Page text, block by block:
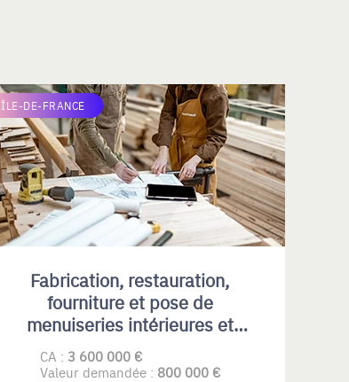
ÎLE-DE-FRANCE
Fabrication, restauration,
fourniture et pose de
menuiseries intérieures et
extérieures , principalement en
bois
CA : 3 600 000 €
Valeur demandée : 800 000 €